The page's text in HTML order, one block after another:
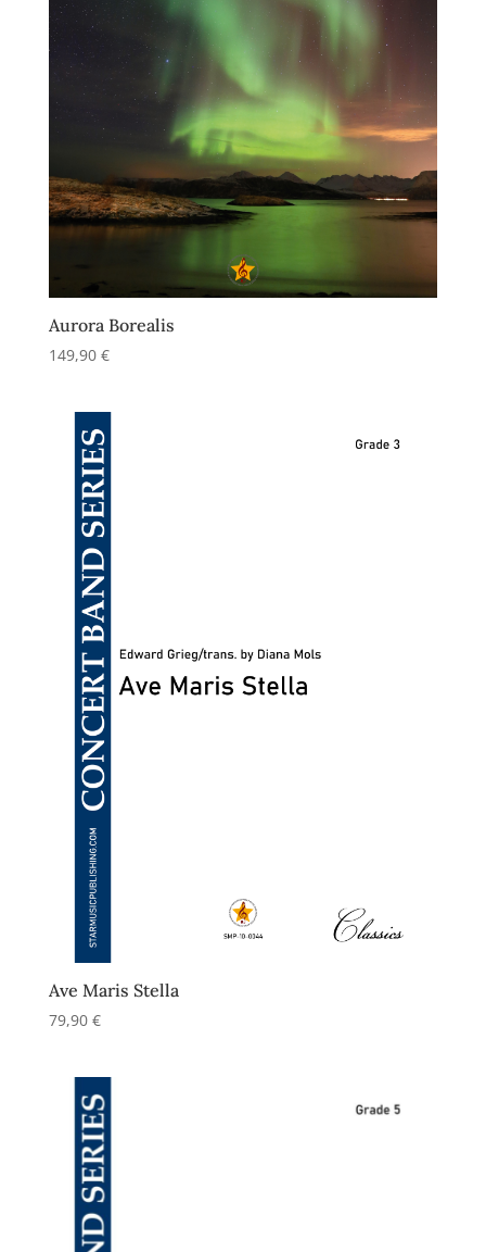
Aurora Borealis
149,90 €
Ave Maris Stella
79,90 €